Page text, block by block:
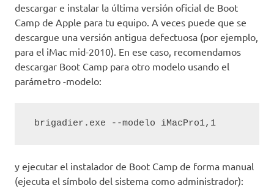
descargar e instalar la última versión oficial de Boot
Camp de Apple para tu equipo. A veces puede que se
descargue una versión antigua defectuosa (por ejemplo,
para el iMac mid-2010). En ese caso, recomendamos
descargar Boot Camp para otro modelo usando el
parámetro -modelo:
brigadier.exe --modelo iMacPro1,1
y ejecutar el instalador de Boot Camp de forma manual
(ejecuta el símbolo del sistema como administrador):